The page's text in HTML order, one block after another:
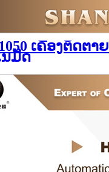
ເຄື່ອງຕັດຕາຍ
ນມັດ